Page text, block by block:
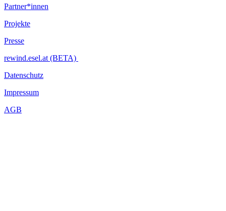
Partner*innen
Projekte
Presse
rewind.esel.at (BETA)
Datenschutz
Impressum
AGB